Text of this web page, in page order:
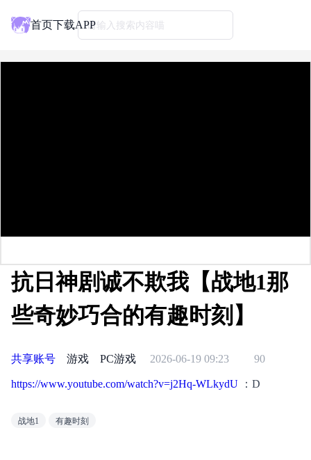
首页下载APP请输入搜索内容喵
抗日神剧诚不欺我【战地1那
些奇妙巧合的有趣时刻】
共享账号 游戏 PC游戏 2026-06-19 09:23 90
https://www.youtube.com/watch?v=j2Hq-WLkydU ：D
战地1 有趣时刻